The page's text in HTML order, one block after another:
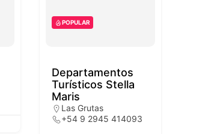
POPULAR
Departamentos
Turísticos Stella
Maris
Las Grutas
+54 9 2945 414093